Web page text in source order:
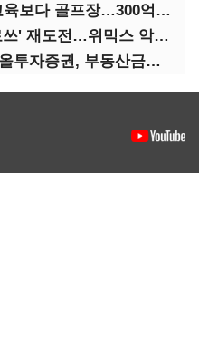
[IB토마토]메가스터디, 교육보다 골프장…300억 대여 뒤 보증 리스크
[IB토마토]장현국의 '크로쓰' 재도전…위믹스 악몽 지울 수 있나
[IB토마토](PF 잔불)③다올투자증권, 부동산금융 줄였지만 정상화는 진행형